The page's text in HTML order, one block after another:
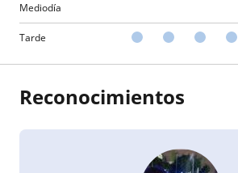
Mediodía
Tarde
Reconocimientos